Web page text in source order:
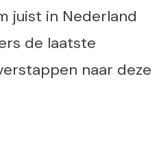
juist in Nederland
de laatste
naar deze